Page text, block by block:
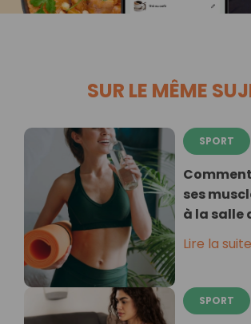
SUR LE MÊME
SPORT
ses
à la salle
Lire la suite
SPORT